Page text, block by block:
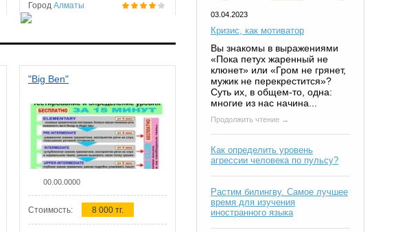
Город Алматы
"Big Ben"
00.00.0000
Стоимость: 8 000 тг.
03.04.2023
Кризис, как мотиватор
Вы знакомы в выражениями
«Пока петух жаренный не
клюнет» или «Гром не грянет,
мужик не перекрестится»?
Суть их, в общем-то, одна:
многие из нас начина...
Продолжить чтение →
Как определить уровень
агрессии человека по пульсу?
Растим билингву. Самое лучшее
время для изучения
иностранного языка